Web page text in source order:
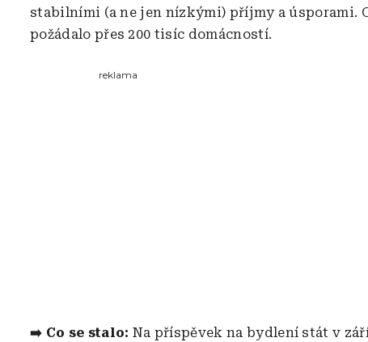
stabilními (a ne jen nízkými) příjmy a úsporami.
požádalo přes 200 tisíc domácností.
reklama
➡️ Co se stalo: Na příspěvek na bydlení stát v